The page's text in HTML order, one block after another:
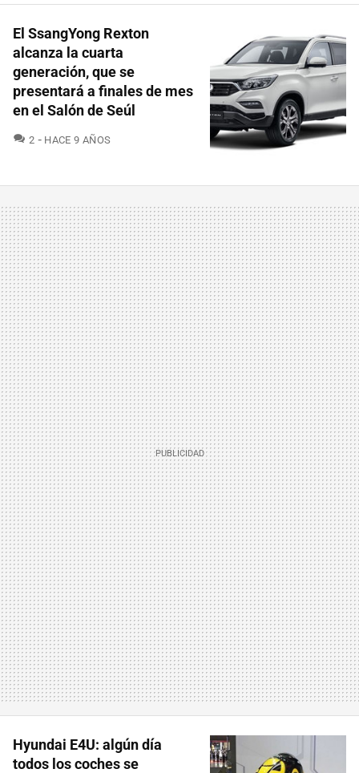
El SsangYong Rexton
alcanza la cuarta
generación, que se
presentará a finales de mes
en el Salón de Seúl
2 COMENTARIOS
HACE 9 AÑOS
Hyundai E4U: algún día
todos los coches se